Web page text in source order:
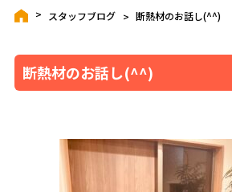
スタッフブログ 断熱材のお話し(^^)
断熱材のお話し(^^)